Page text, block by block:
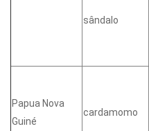
sândalo
Papua Nova
Guiné
cardamomo